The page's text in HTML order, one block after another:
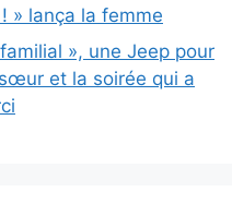
» lança la femme
», une Jeep pour
et la soirée qui a